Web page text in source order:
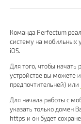
Команда Perfectum
систему на мобильных
iOS.
Для того, чтобы
устройстве вы можете
предпочтительней) или
Для начала работы с
указать только домен
https и он будет